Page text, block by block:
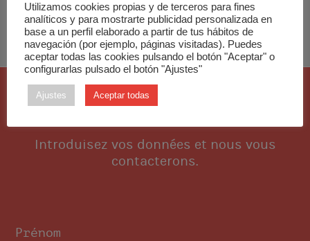
TÉLÉCHARGER INSTALLATION MANUAL
Je veux cette pièce
Introduisez vos données et nous vous
contacterons.
Utilizamos cookies propias y de terceros para fines
analíticos y para mostrarte publicidad personalizada en
base a un perfil elaborado a partir de tus hábitos de
navegación (por ejemplo, páginas visitadas). Puedes
aceptar todas las cookies pulsando el botón "Aceptar" o
configurarlas pulsado el botón "Ajustes"
Ajustes Aceptar todas